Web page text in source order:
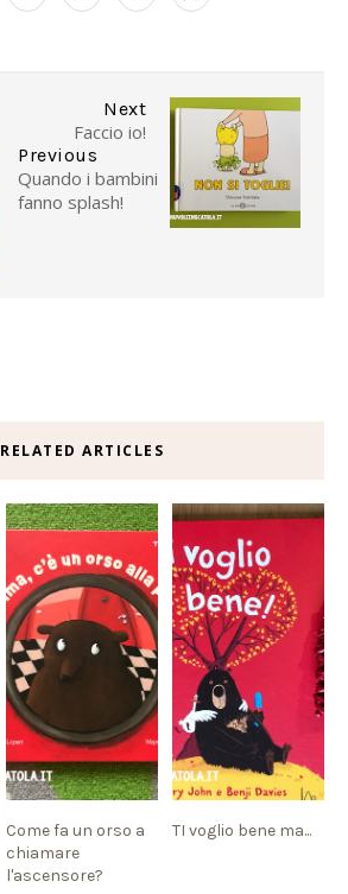
Next
Faccio io!
Previous
Quando i bambini
fanno splash!
RELATED ARTICLES
Come fa un orso a
chiamare
l'ascensore?
TI voglio bene ma...